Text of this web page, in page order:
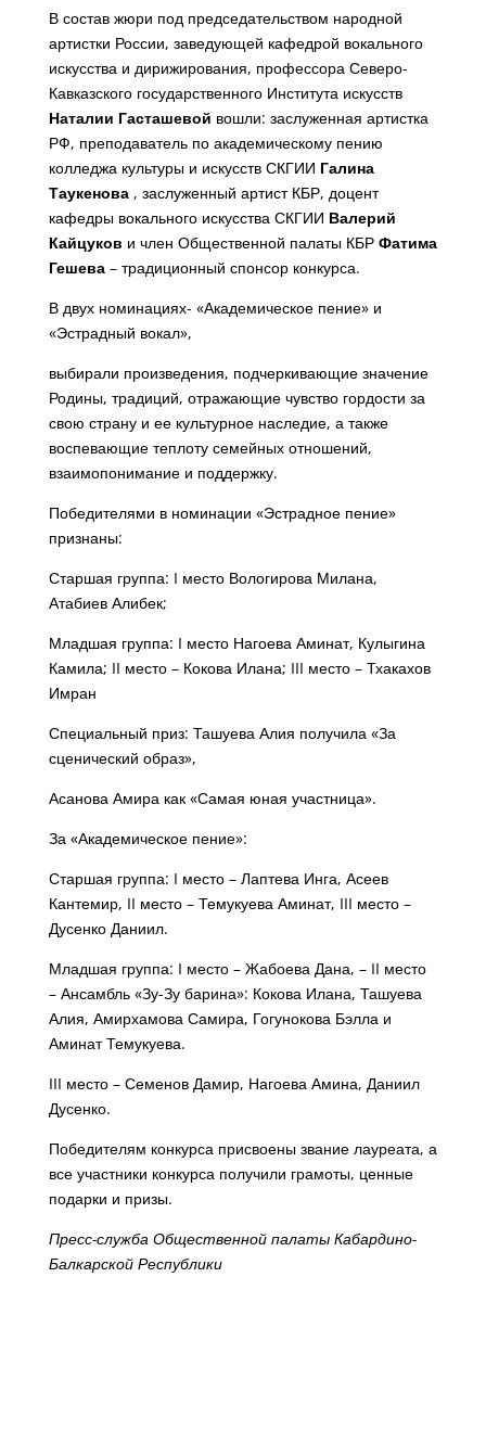
В состав жюри под председательством народной
артистки России, заведующей кафедрой вокального
искусства и дирижирования, профессора Северо-
Кавказского государственного Института искусств
Наталии Гасташевой вошли: заслуженная артистка
РФ, преподаватель по академическому пению
колледжа культуры и искусств СКГИИ Галина
Таукенова, заслуженный артист КБР, доцент
кафедры вокального искусства СКГИИ Валерий
Кайцуков и член Общественной палаты КБР Фатима
Гешева– традиционный спонсор конкурса.
В двух номинациях- «Академическое пение» и
«Эстрадный вокал»,
выбирали произведения, подчеркивающие значение
Родины, традиций, отражающие чувство гордости за
свою страну и ее культурное наследие, а также
воспевающие теплоту семейных отношений,
взаимопонимание и поддержку.
Победителями в номинации «Эстрадное пение»
признаны:
Старшая группа: I место Вологирова Милана,
Атабиев Алибек;
Младшая группа: I место Нагоева Аминат, Кулыгина
Камила; II место – Кокова Илана; III место – Тхакахов
Имран
Специальный приз: Ташуева Алия получила «За
сценический образ»,
Асанова Амира как «Самая юная участница».
За «Академическое пение»:
Старшая группа: I место – Лаптева Инга, Асеев
Кантемир, II место – Темукуева Аминат, III место –
Дусенко Даниил.
Младшая группа: I место – Жабоева Дана, – II место
– Ансамбль «Зу-Зу барина»: Кокова Илана, Ташуева
Алия, Амирхамова Самира, Гогунокова Бэлла и
Аминат Темукуева.
III место – Семенов Дамир, Нагоева Амина, Даниил
Дусенко.
Победителям конкурса присвоены звание лауреата, а
все участники конкурса получили грамоты, ценные
подарки и призы.
Пресс-служба Общественной палаты Кабардино-
Балкарской Республики